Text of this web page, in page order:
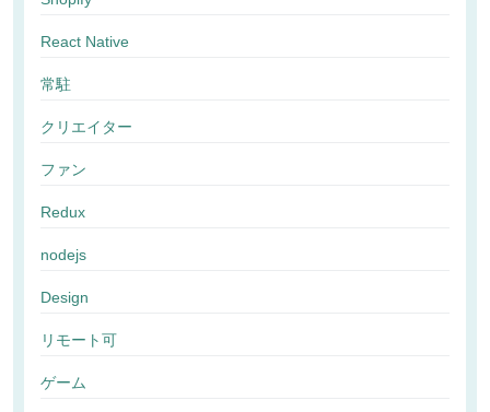
React Native
常駐
クリエイター
ファン
Redux
nodejs
Design
リモート可
ゲーム